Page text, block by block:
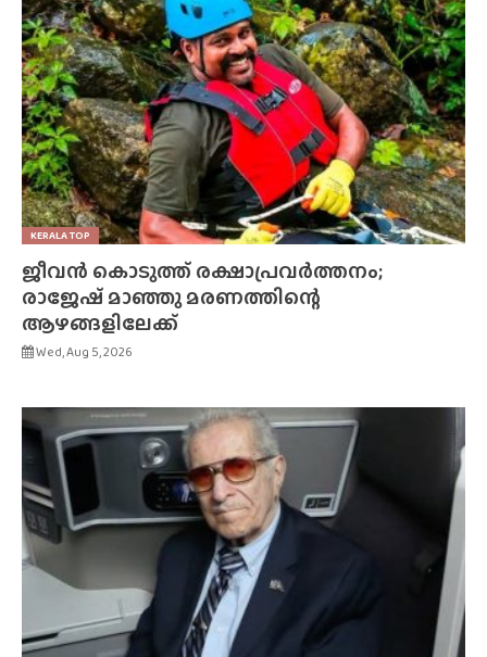
KERALA TOP
ജീവൻ കൊടുത്ത് രക്ഷാപ്രവർത്തനം;
രാജേഷ് മാഞ്ഞു മരണത്തിന്റെ
ആഴങ്ങളിലേക്ക്
Wed, Aug 5, 2026